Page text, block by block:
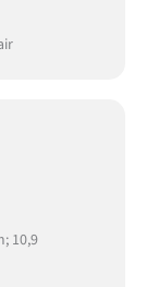
10,9